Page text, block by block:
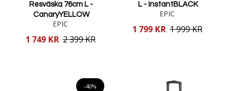
Resväska 76cm L -
CanaryYELLOW
EPIC
Reducerat
1 749 KR 2 399 KR
L - InstantBLACK
EPIC
Reducerat
1 799 KR 1 999 KR
-40%